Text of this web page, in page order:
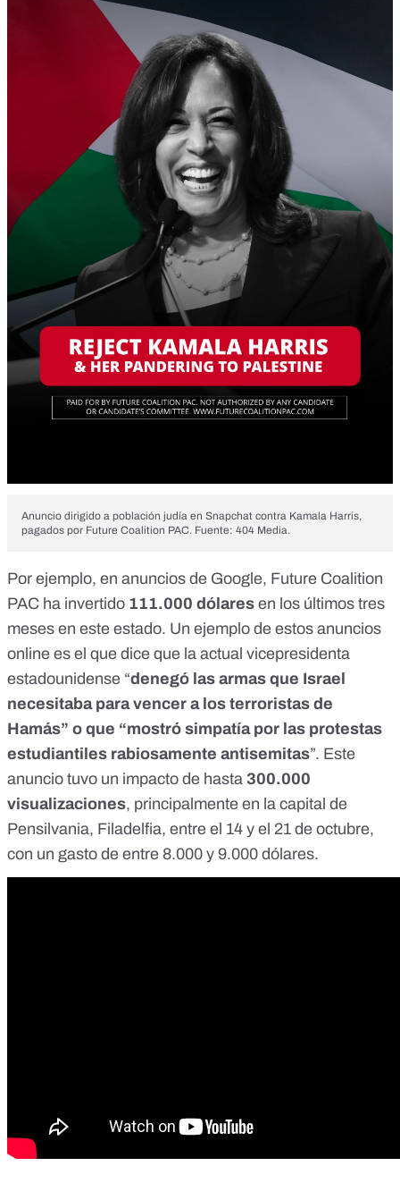
Anuncio dirigido a población judía en Snapchat contra Kamala Harris,
pagados por Future Coalition PAC. Fuente: 404 Media.
Por ejemplo, en anuncios de Google, Future Coalition
PAC ha invertido 111.000 dólares en los últimos tres
meses en este estado. Un ejemplo de estos anuncios
online es el que dice que la actual vicepresidenta
estadounidense “denegó las armas que Israel
necesitaba para vencer a los terroristas de
Hamás” o que “mostró simpatía por las protestas
estudiantiles rabiosamente antisemitas”. Este
anuncio tuvo un impacto de hasta 300.000
visualizaciones, principalmente en la capital de
Pensilvania, Filadelfia, entre el 14 y el 21 de octubre,
con un gasto de entre 8.000 y 9.000 dólares.